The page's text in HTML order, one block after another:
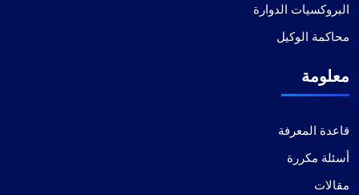
البروكسيات الدوارة
محاكمة الوكيل
معلومة
قاعدة المعرفة
أسئلة مكررة
مقالات